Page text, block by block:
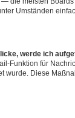
Umständen
werde ich
Funktion für
wurde. Diese